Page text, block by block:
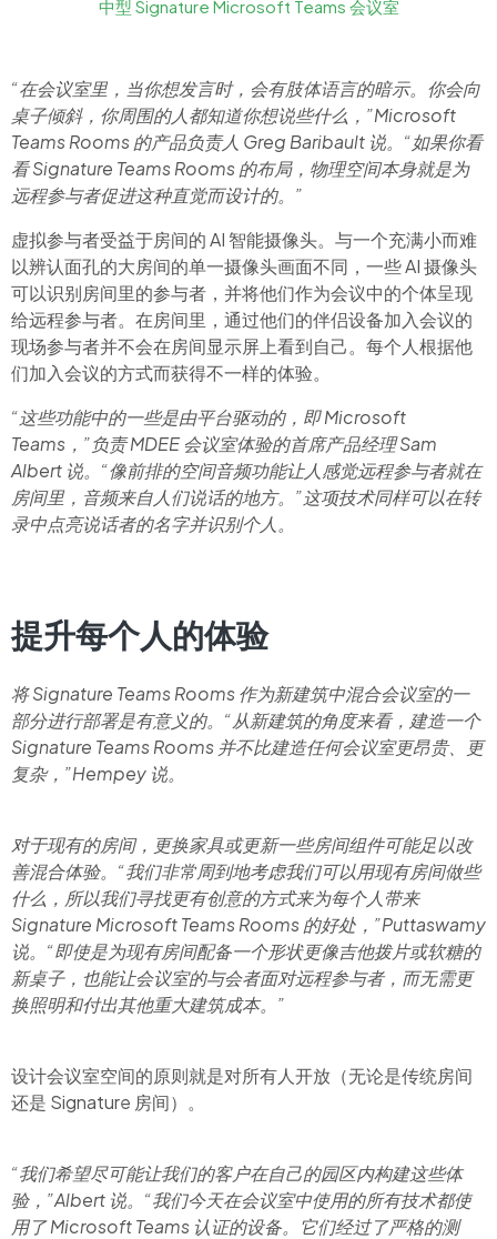
中型 Signature Microsoft Teams 会议室​
“在会议室里，当你想发言时，会有肢体语言的暗示。你会向
桌子倾斜，你周围的人都知道你想说些什么，”Microsoft
Teams Rooms 的产品负责人 Greg Baribault 说。“如果你看
看 Signature Teams Rooms 的布局，物理空间本身就是为
远程参与者促进这种直觉而设计的。”
虚拟参与者受益于房间的 AI 智能摄像头。与一个充满小而难
以辨认面孔的大房间的单一摄像头画面不同，一些 AI 摄像头
可以识别房间里的参与者，并将他们作为会议中的个体呈现
给远程参与者。在房间里，通过他们的伴侣设备加入会议的
现场参与者并不会在房间显示屏上看到自己。每个人根据他
们加入会议的方式而获得不一样的体验。
“这些功能中的一些是由平台驱动的，即 Microsoft
Teams，”负责 MDEE 会议室体验的首席产品经理 Sam
Albert 说。“像前排的空间音频功能让人感觉远程参与者就在
房间里，音频来自人们说话的地方。”这项技术同样可以在转
录中点亮说话者的名字并识别个人。
提升每个人的体验
将 Signature Teams Rooms 作为新建筑中混合会议室的一
部分进行部署是有意义的。“从新建筑的角度来看，建造一个
Signature Teams Rooms 并不比建造任何会议室更昂贵、更
复杂，”Hempey 说。
对于现有的房间，更换家具或更新一些房间组件可能足以改
善混合体验。“我们非常周到地考虑我们可以用现有房间做些
什么，所以我们寻找更有创意的方式来为每个人带来
Signature Microsoft Teams Rooms 的好处，”Puttaswamy
说。“即使是为现有房间配备一个形状更像吉他拨片或软糖的
新桌子，也能让会议室的与会者面对远程参与者，而无需更
换照明和付出其他重大建筑成本。”
设计会议室空间的原则就是对所有人开放（无论是传统房间
还是 Signature 房间）。
“我们希望尽可能让我们的客户在自己的园区内构建这些体
验，”Albert 说。“我们今天在会议室中使用的所有技术都使
用了 Microsoft Teams 认证的设备。它们经过了严格的测